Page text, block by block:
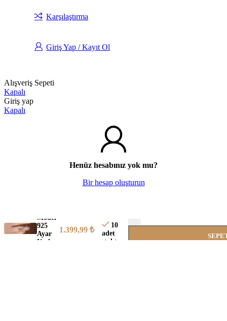
Karşılaştırma
Giriş Yap / Kayıt Ol
Alışveriş Sepeti
Kapalı
Giriş yap
Kapalı
Henüz hesabınız yok mu?
Bir hesap oluşturun
Model
925
Ayar
Kadın
1.399,99 ₺
10
adet
stokta